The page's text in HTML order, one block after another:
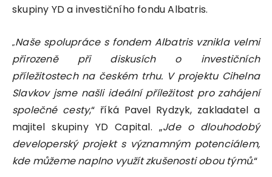
skupiny YD a investičního fondu Albatris.
„Naše spolupráce s fondem Albatris vznikla velmi
přirozeně při diskusích o investičních
příležitostech na českém trhu. V projektu Cihelna
Slavkov jsme našli ideální příležitost pro zahájení
společné cesty,“ říká Pavel Rydzyk, zakladatel a
majitel skupiny YD Capital. „Jde o dlouhodobý
developerský projekt s významným potenciálem,
kde můžeme naplno využít zkušenosti obou týmů.“